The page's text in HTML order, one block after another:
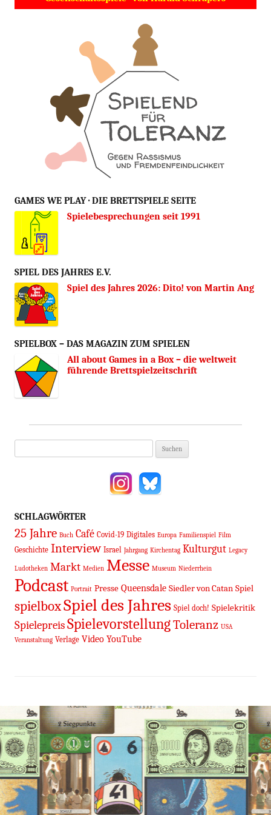
GAMES WE PLAY · DIE BRETTSPIELE SEITE
Spielebesprechungen seit 1991
SPIEL DES JAHRES E.V.
Spiel des Jahres 2026: Dito! von Martin Ang
SPIELBOX – DAS MAGAZIN ZUM SPIELEN
All about Games in a Box – die weltweit
führende Brettspielzeitschrift
SCHLAGWÖRTER
25 Jahre Buch Café Covid-19 Digitales Europa Familienspiel Film
Geschichte Interview Israel Jahrgang Kirchentag Kulturgut Legacy
Ludotheken Markt Medien Messe Museum Niederrhein
Podcast Portrait Presse Queensdale Siedler von Catan Spiel
spielboxSpiel des Jahres Spiel doch! Spielekritik
SpielepreisSpielevorstellungToleranz USA
Veranstaltung Verlage Video YouTube